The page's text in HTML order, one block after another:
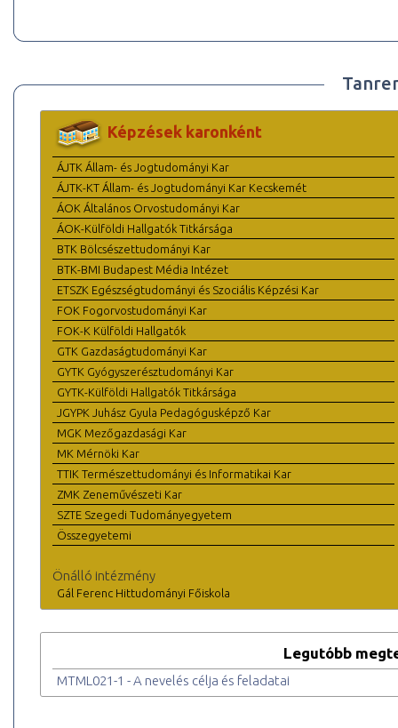
Képzések karonként
ÁJTK Állam- és Jogtudományi Kar
ÁJTK-KT Állam- és Jogtudományi Kar Kecskemét
ÁOK Általános Orvostudományi Kar
ÁOK-Külföldi Hallgatók Titkársága
BTK Bölcsészettudományi Kar
BTK-BMI Budapest Média Intézet
ETSZK Egészségtudományi és Szociális Képzési Kar
FOK Fogorvostudományi Kar
FOK-K Külföldi Hallgatók
GTK Gazdaságtudományi Kar
GYTK Gyógyszerésztudományi Kar
GYTK-Külföldi Hallgatók Titkársága
JGYPK Juhász Gyula Pedagógusképző Kar
MGK Mezőgazdasági Kar
MK Mérnöki Kar
TTIK Természettudományi és Informatikai Kar
ZMK Zeneművészeti Kar
SZTE Szegedi Tudományegyetem
Összegyetemi
Önálló intézmény
Gál Ferenc Hittudományi Főiskola
Legutóbb
MTML021-1 - A nevelés célja és feladatai